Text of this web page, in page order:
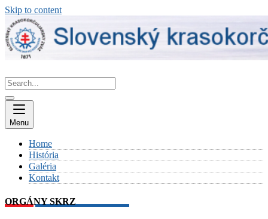
Skip to content
Menu
Home
História
Galéria
Kontakt
ORGÁNY SKRZ